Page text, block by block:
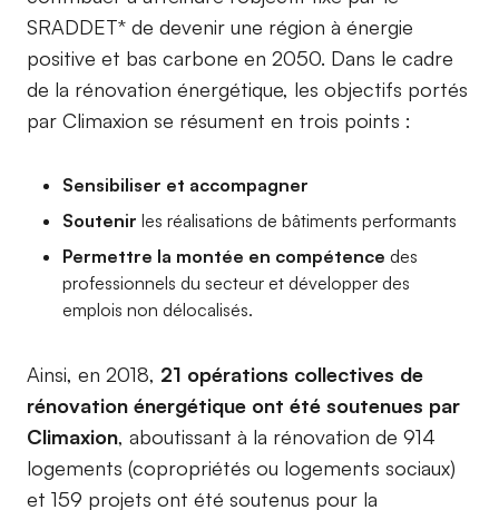
SRADDET* de devenir une région à énergie
positive et bas carbone en 2050. Dans le cadre
de la rénovation énergétique, les objectifs portés
par Climaxion se résument en trois points :
Sensibiliser et accompagner
Soutenir les réalisations de bâtiments performants
Permettre la montée en compétence des
professionnels du secteur et développer des
emplois non délocalisés.
Ainsi, en 2018, 21 opérations collectives de
rénovation énergétique ont été soutenues par
Climaxion, aboutissant à la rénovation de 914
logements (copropriétés ou logements sociaux)
et 159 projets ont été soutenus pour la